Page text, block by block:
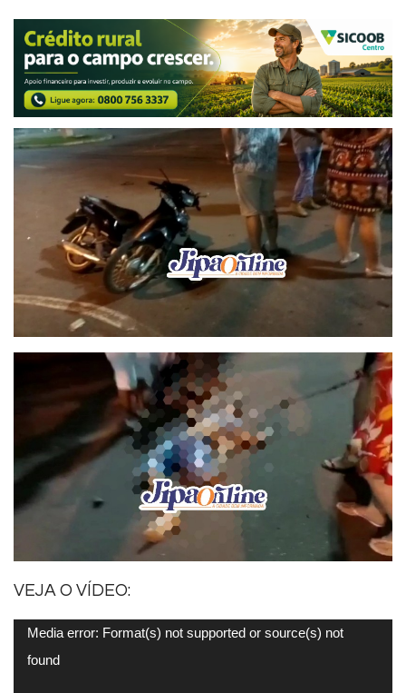
VEJA O VÍDEO:
Tocador
de
Media error: Format(s) not supported or source(s) not
found